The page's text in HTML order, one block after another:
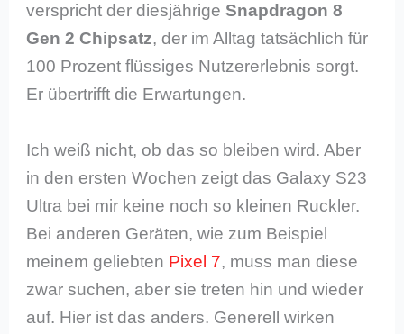
verspricht der diesjährigeSnapdragon 8
Gen 2 Chipsatz, der im Alltag tatsächlich für
100 Prozent flüssiges Nutzererlebnis sorgt.
Er übertrifft die Erwartungen.
Ich weiß nicht, ob das so bleiben wird. Aber
in den ersten Wochen zeigt das Galaxy S23
Ultra bei mir keine noch so kleinen Ruckler.
Bei anderen Geräten, wie zum Beispiel
meinem geliebten Pixel 7, muss man diese
zwar suchen, aber sie treten hin und wieder
auf. Hier ist das anders. Generell wirken